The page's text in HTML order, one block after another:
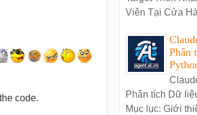
code.
Viên Tại Cửa
Phân
Phân tích Dữ
Mục lục: Giới